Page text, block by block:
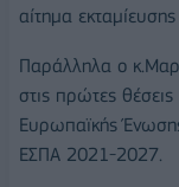
αίτημα
Παράλληλα ο
στις πρώτες
Ευρωπαϊκής
ΕΣΠΑ 2021-2027.